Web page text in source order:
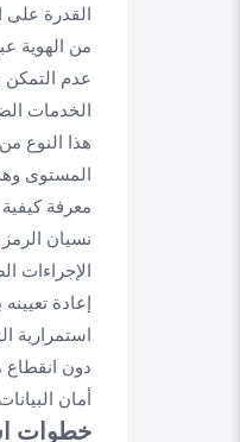
القدرة على
من الهوية
عدم التمكن
الخدمات
هذا النوع
المستوى
معرفة
نسيان
الإجراءات
إعادة
استمرارية
دون
أمان
خطوات